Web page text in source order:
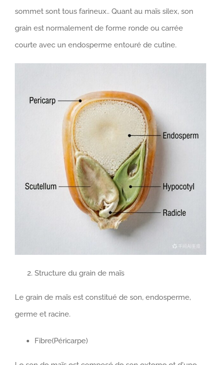
sommet sont tous farineux.. Quant au maïs silex, son
grain est normalement de forme ronde ou carrée
courte avec un endosperme entouré de cutine.
Structure du grain de maïs
Le grain de maïs est constitué de son, endosperme,
germe et racine.
Fibre(Péricarpe)